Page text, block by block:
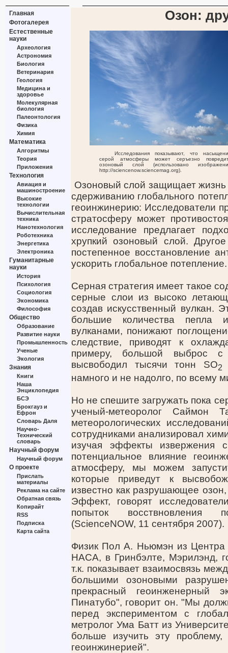
Главная
Фотогалерея
Естественные
науки
Археология
Астрономия
Биология
Ветеринария
Геология
Медицина и
здоровье
Молекулярная
биология
Палеонтология
Физика
Химия
Математика
Алгоритмы
Теория
Приложения
Технология
Авиация и
машиностроение
Высокие
технологии
Вычислительная
техника
Нанотехнология
Роботехника
Энергетика
Электроника
Гуманитарные
науки
История
Психология
Социология
Экономика
Философия
Общество
Образование
Развитие науки
Промышленность
Ученые
Экология
Знания
Книги
Наша
Энциклопедия
БСЭ
Брокгауз и
Ефрон
Словарь Даля
Научно-
Технический
словарь
Научный форум
Научный форум
О проекте
Прислать
материалы
Реклама на сайте
Обратная связь
Копирайт
RSS
Подписка
Карта сайта
Озон:
Исследования показывают, что
серой атмосферы может серъезно
озоновый слой (использовано
http://sciencenow.sciencemag.org).
Озоновый слой защищает
сдерживанию глобального
геоинжинерию: Исследователи
стратосферу может
исследование предлагает
хрупкий озоновый слой.
постепенное восстановление
ускорить глобальное потепление.
Серная стратегия имеет такое
серные слои из высоко
создав искусственный вулкан.
большие количества пепла
вулканами, понижают
следствие, приводят к
примеру, большой выброс
высвободил тысячи тонн SO2
намного и не надолго, по всему
Но не спешите загружать пока
ученый-метеоролог Саймон
метеорологических
сотрудниками анализировал
изучая эффекты извержения
потенциальное влияние
атмосферу, мы можем
которые приведут к
известно как разрушающее
Эффект, говорят
попыток восствновления
(ScienceNOW, 11 сентября 2007).
Физик Пол А. Ньюмэн из Центра
НАСА, в Гринбэлте, Мэрилэнд,
т.к. показывает взаимосвязь
большими озоновыми
прекрасный геоинженерный
Пинатубо", говорит он. "Мы
перед экспериментом с
метролог Ума Батт из
больше изучить эту
геоинжинерией".